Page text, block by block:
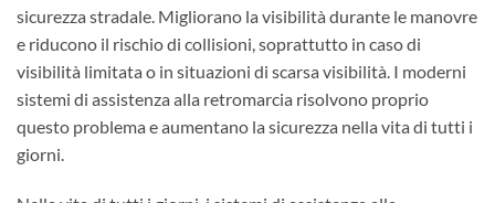
sicurezza stradale. Migliorano la visibilità durante le manovre
e riducono il rischio di collisioni, soprattutto in caso di
visibilità limitata o in situazioni di scarsa visibilità. I moderni
sistemi di assistenza alla retromarcia risolvono proprio
questo problema e aumentano la sicurezza nella vita di tutti i
giorni.